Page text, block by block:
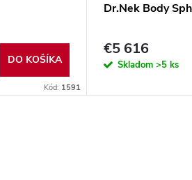
DO KOŠÍKA
Kód: 1591
Dr.Nek Body
€5 616
Skladom >5 ks